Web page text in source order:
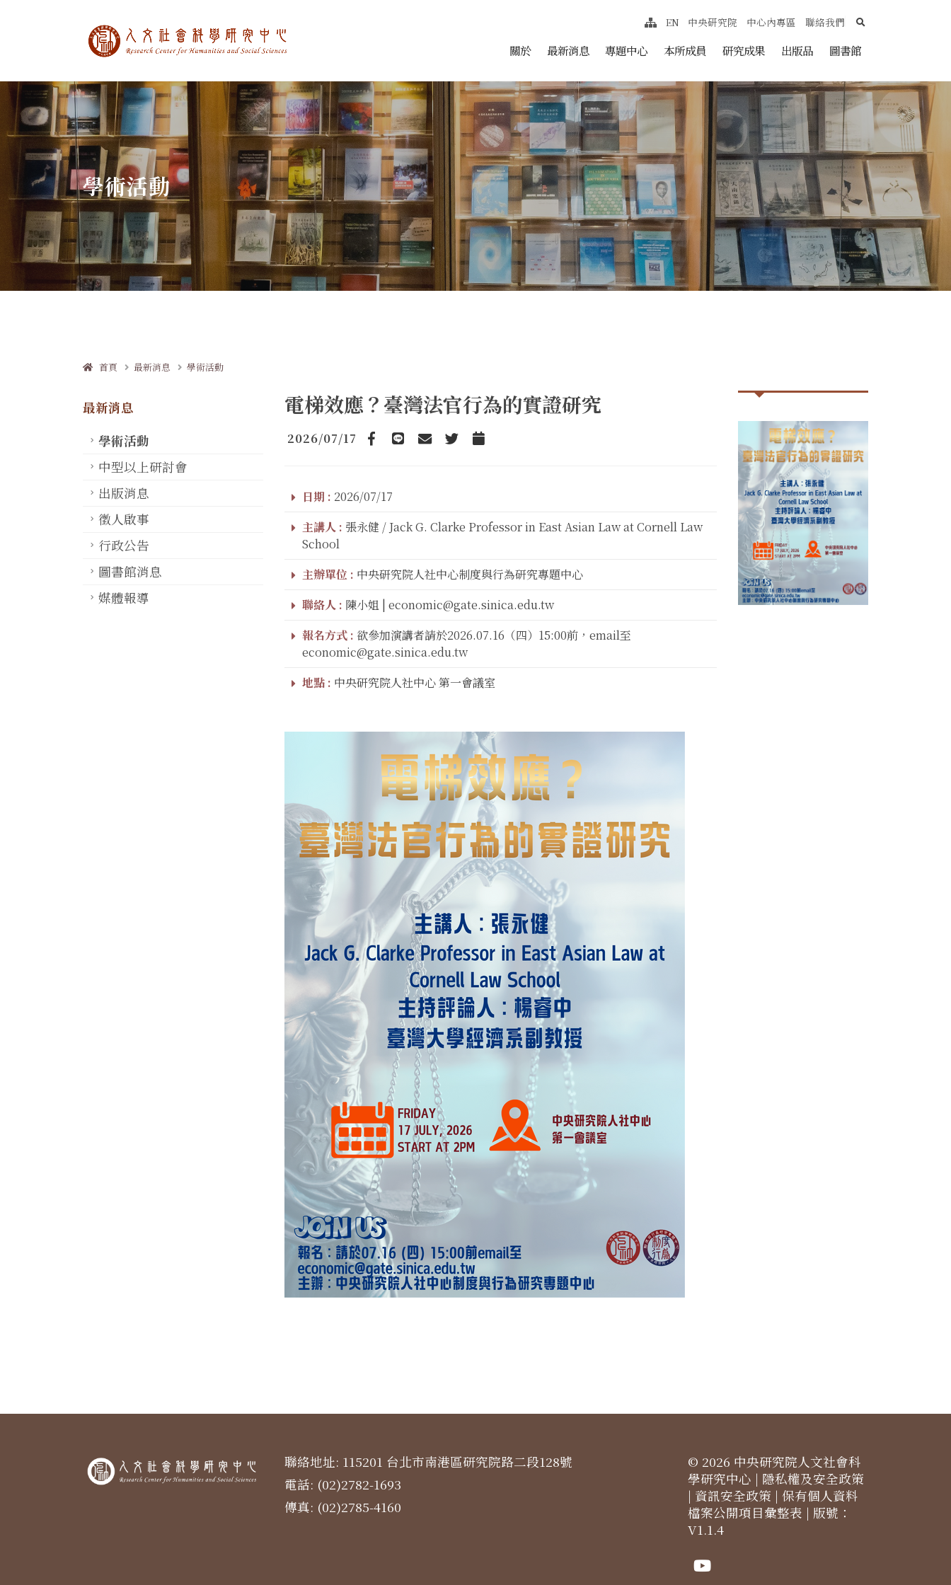
中央研究院人文社會科學研究中心 跳至中央區塊/Main Content
關於 最新消息 專題中心 本所成員 研究成果 出版品 圖書館
網站導覽
EN 中央研究院 中心內專區 聯絡我們 search
學術活動
首頁 最新消息 學術活動
最新消息
學術活動
中型以上研討會
出版消息
徵人啟事
行政公告
圖書館消息
媒體報導
電梯效應？臺灣法官行為的實證研究
2026/07/17
Facebook
line emailTwitterAdd to Calendar
日期 : 2026/07/17
主講人 : 張永健 / Jack G. Clarke Professor in East Asian Law at Cornell Law
School
主辦單位 : 中央研究院人社中心制度與行為研究專題中心
聯絡人 : 陳小姐 | economic@gate.sinica.edu.tw
報名方式 : 欲參加演講者請於2026.07.16（四）15:00前，email至
economic@gate.sinica.edu.tw
地點 : 中央研究院人社中心 第一會議室
聯絡地址: 115201 台北市南港區研究院路二段128號
電話: (02)2782-1693
傳真: (02)2785-4160
© 2026 中央研究院人文社會科
學研究中心 | 隱私權及安全政策
| 資訊安全政策 | 保有個人資料
檔案公開項目彙整表 | 版號：
V1.1.4
Youtube